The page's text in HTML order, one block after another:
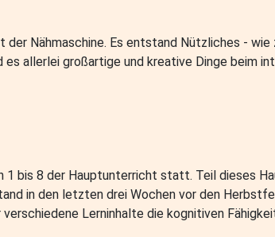
Nähmaschine. Es entstand Nützliches -
allerlei großartige und kreative Dinge beim
bis 8 der Hauptunterricht statt. Teil dieses
in den letzten drei Wochen vor den
Lerninhalte die kognitiven